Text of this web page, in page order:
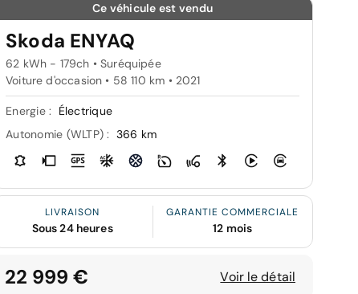
Ce véhicule est vendu
Skoda ENYAQ
62 kWh - 179ch • Suréquipée
Voiture d'occasion • 58 110 km • 2021
Energie :
Électrique
Autonomie (WLTP) : 366 km
LIVRAISON
Sous 24 heures
GARANTIE COMMERCIALE
12 mois
22 999 € Voir le détail